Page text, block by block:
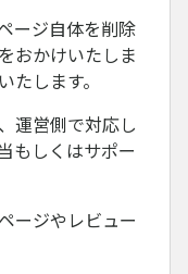
ージ自体を削除
おかけいたしま
します。
運営側で対応し
もしくはサポー
ージやレビュー